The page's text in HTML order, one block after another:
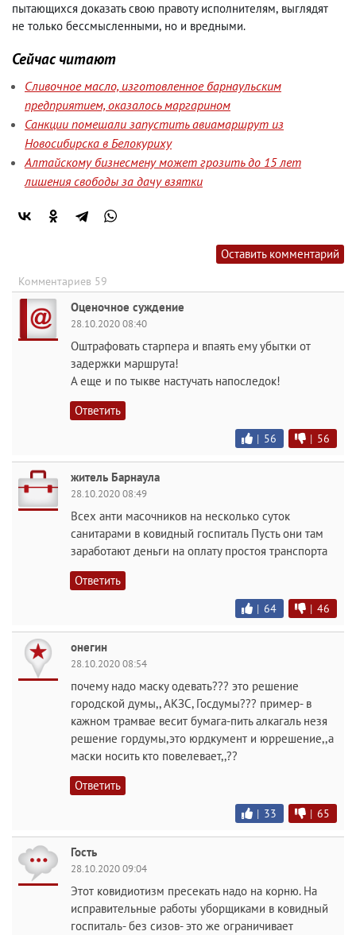
пытающихся доказать свою правоту исполнителям, выглядят
не только бессмысленными, но и вредными.
Сейчас читают
Сливочное масло, изготовленное барнаульским
предприятием, оказалось маргарином
Санкции помешали запустить авиамаршрут из
Новосибирска в Белокуриху
Алтайскому бизнесмену может грозить до 15 лет
лишения свободы за дачу взятки
Оставить комментарий
Комментариев 59
Оценочное суждение
28.10.2020 08:40
Оштрафовать старпера и впаять ему убытки от
задержки маршрута!
А еще и по тыкве настучать напоследок!
Ответить
| 56 | 56
житель Барнаула
28.10.2020 08:49
Всех анти масочников на несколько суток
санитарами в ковидный госпиталь Пусть они там
заработают деньги на оплату простоя транспорта
Ответить
| 64 | 46
онегин
28.10.2020 08:54
почему надо маску одевать??? это решение
городской думы,, АКЗС, Госдумы??? пример- в
кажном трамвае весит бумага-пить алкагаль незя
решение гордумы,это юрдкумент и юррешение,,а
маски носить кто повелевает,,??
Ответить
| 33 | 65
Гость
28.10.2020 09:04
Этот ковидиотизм пресекать надо на корню. На
исправительные работы уборщиками в ковидный
госпиталь- без сизов- это же ограничивает